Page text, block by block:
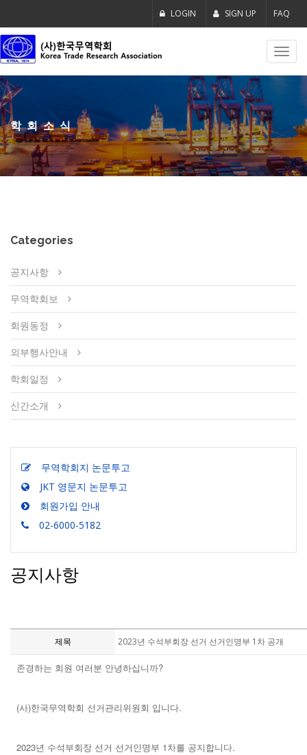
LOGIN SIGN UP FAQ
학회소식
Categories
공지사항
무역학회보
회원동정
외부행사안내
학회일정
신간소개
무역학회지 논문투고
JKT 영문지 논문투고
회원가입 안내
02-6000-5182
공지사항
제목 2023년 수석부회장 선거 선거인명부 1차 공개
존경하는 회원 여러분 안녕하십니까?
(사)한국무역학회 선거관리위원회 입니다.
2023년 수석부회장 선거 선거인명부 1차를 공지합니다.